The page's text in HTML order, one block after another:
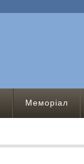
Меморіал